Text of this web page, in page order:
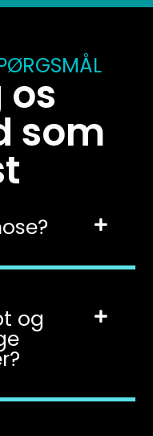
os
som
og